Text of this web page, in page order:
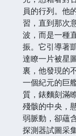
員的行列。他
習，直到那次
波，而是一種
振。它引導著
達瞭一片被星
裏，他發現的
一個紀元的巨
質，錶麵刻滿
殘骸的中央，
弱脈動，卻蘊
探測器試圖采